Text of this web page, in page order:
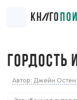
ГОРДОСТЬ
Автор: Джейн Остен